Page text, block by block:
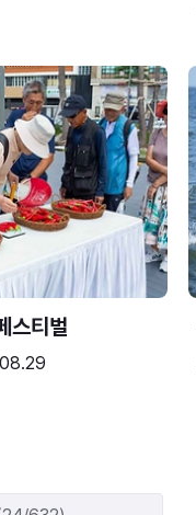
스티벌